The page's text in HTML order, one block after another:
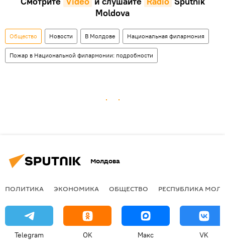
Moldova
Общество Новости В Молдове Национальная филармония
Пожар в Национальной филармонии: подробности
Молдова
ПОЛИТИКА ЭКОНОМИКА ОБЩЕСТВО РЕСПУБЛИКА
Telegram OK Макс VK